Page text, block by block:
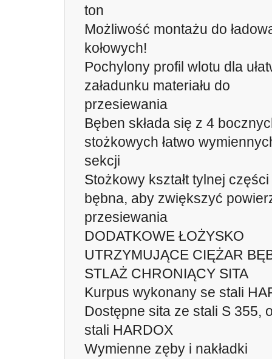
ton
Możliwość montażu do
kołowych!
Pochylony profil wlotu dla
załadunku materiału do
przesiewania
Bęben składa się z 4
stożkowych łatwo
sekcji
Stożkowy kształt tylnej części
bębna, aby zwiększyć
przesiewania
DODATKOWE ŁOŻYSKO
UTRZYMUJĄCE CIĘŻAR
STLAŻ CHRONIĄCY SITA
Kurpus wykonany se stali
Dostępne sita ze stali S 355,
stali HARDOX
Wymienne zęby i nakładki